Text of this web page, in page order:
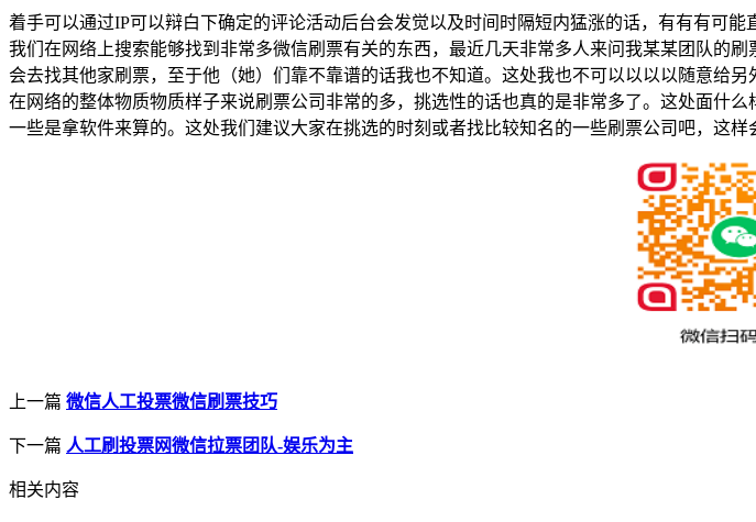
着手可以通过IP可以辩白下确定的评论活动后台会发觉以及时间时隔短内猛涨的话，有有有可
我们在网络上搜索能够找到非常多微信刷票有关的东西，最近几天非常多人来问我某某团队的
会去找其他家刷票，至于他（她）们靠不靠谱的话我也不知道。这处我也不可以以以以随意给
在网络的整体物质物质样子来说刷票公司非常的多，挑选性的话也真的是非常多了。这处面什
一些是拿软件来算的。这处我们建议大家在挑选的时刻或者找比较知名的一些刷票公司吧，这样
上一篇 微信人工投票微信刷票技巧
下一篇 人工刷投票网微信拉票团队-娱乐为主
相关内容